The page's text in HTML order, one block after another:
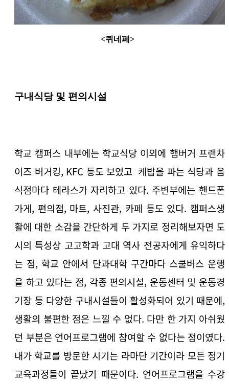
<퀴네페>
구내식당 및 편의시설
학교 캠퍼스 내부에는 학교식당 이외에 햄버거 프랜차
이즈 버거킹, KFC 등도 보였고 케밥을 파는 식당과 음
식점마다 테라스가 자리하고 있다. 주변부에는 핸드폰
가게, 편의점, 마트, 사진관, 카페 등도 있다. 캠퍼스생
활에 대한 소감을 간단하게 두 가지로 정리해보자면 도
시의 특성상 고고학과 고대 역사 전공자에게 유익하다
는 점, 학교 안에서 단과대학 구간마다 스쿨버스 운행
을 하고 있다는 점, 각종 편의시설, 운동센터 및 운동경
기장 등 다양한 구내시설들이 활성화되어 있기 때문에,
생활의 불편한 점은 느낄 수 없다. 다만 한 가지 아쉬웠
던 부분은 언어프로그램에 참여할 수 없다는 점이였다.
내가 학교를 방문한 시기는 라마단 기간이라 모든 정기
교육과정들이 끝났기 때문이다. 언어프로그램을 수강